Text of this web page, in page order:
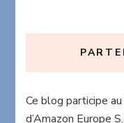
Ce blog participe
d’Amazon Europe